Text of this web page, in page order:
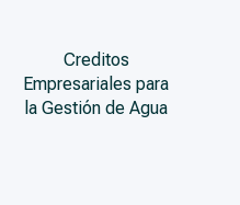
Creditos
Empresariales para
la Gestión de Agua